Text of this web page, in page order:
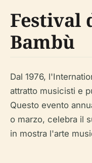
Festival
Bambù
Dal 1976,
attratto musicisti e
Questo evento
o marzo, celebra il
in mostra l'arte